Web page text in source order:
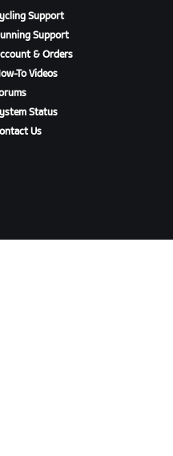
Support
Support
& Orders
To Videos
Status
Us